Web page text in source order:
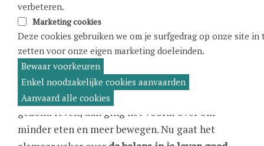
In je nieuwste boek, De Hart-Hoofd
connectie, heb je het ook over een
ongezonde leefomgeving. Wat bedoel
je daarmee?
“Als ik vroeger in mijn spreekkamer sprak over
gezond leven, dan ging het vooral over om
minder eten en meer bewegen. Nu gaat het
verbeteren.
Marketing cookies
Deze cookies gebruiken we om je surfgedrag op onze site in
zetten voor onze eigen marketing doeleinden.
Bewaar voorkeuren
Enkel noodzakelijke cookies aanvaarden
Aanvaard alle cookies
intrekken